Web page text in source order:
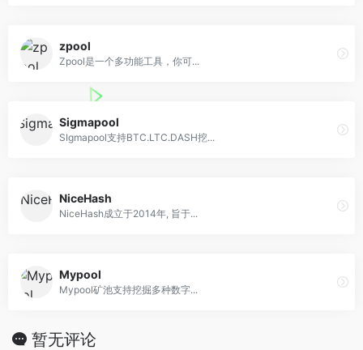
zpool
Zpool是一个多功能工具，你可...
Sigmapool
SIgmapool支持BTC.LTC.DASH挖...
NiceHash
NiceHash成立于2014年, 旨于...
Mypool
Mypool矿池支持挖掘多种数字...
暂无评论